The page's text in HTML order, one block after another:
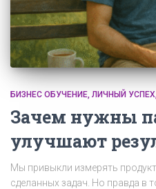
БИЗНЕС ОБУЧЕНИЕ ЛИЧНЫЙ УСПЕХ
Зачем нужны
улучшают
Мы привыкли измерять
сделанных задач. Но правда в